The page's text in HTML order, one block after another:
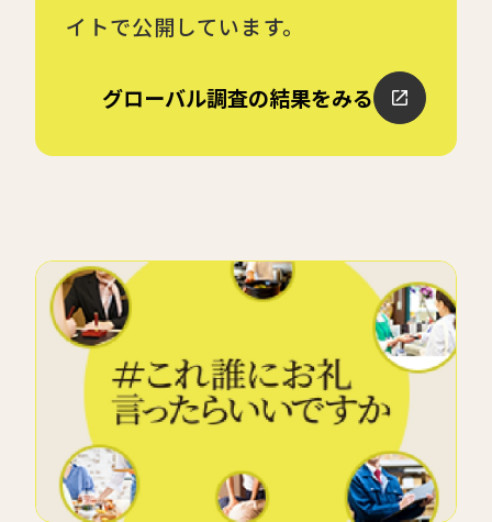
イトで公開しています。
グローバル調査の結果をみる